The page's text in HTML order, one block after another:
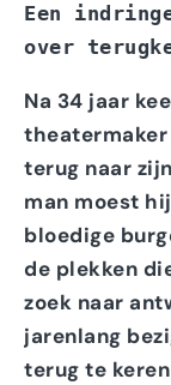
Een
over
Na 34 jaar
terug naar
man moest
bloedige
de plekken
zoek naar
jarenlang
terug te